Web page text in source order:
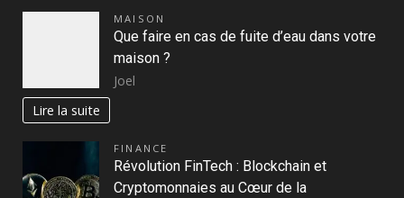
MAISON
Que faire en cas de fuite d’eau dans votre
maison ?
Joel
Lire la suite
FINANCE
Révolution FinTech : Blockchain et
Cryptomonnaies au Cœur de la